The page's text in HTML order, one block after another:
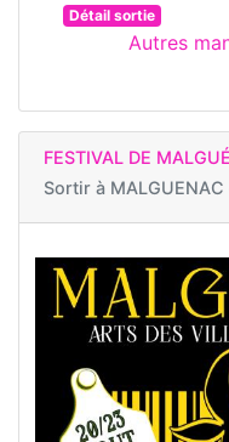
Détail sortie
Autres
FESTIVAL DE
Sortir à